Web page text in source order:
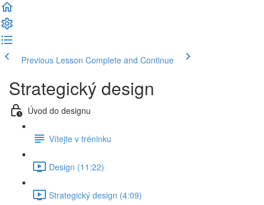
Previous Lesson Complete and Continue
Strategický design
Úvod do designu
Vítejte v tréninku
Design (11:22)
Strategický design (4:09)